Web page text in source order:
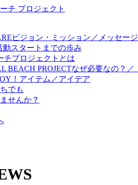
ビジョン・ミッション／メッセージ
動スタートまでの歩み
チプロジェクトとは
BEACH PROJECTなぜ必要なの？／
！ アイテム／アイデア
でも
せんか？